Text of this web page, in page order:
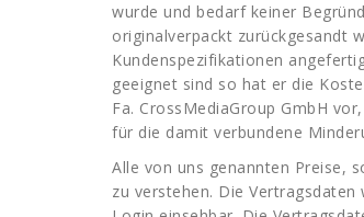
wurde und bedarf keiner
originalverpackt zurückgesandt
Kundenspezifikationen
geeignet sind so hat er die
Fa. CrossMediaGroup GmbH
für die damit verbundene
Alle von uns genannten Preise,
zu verstehen. Die